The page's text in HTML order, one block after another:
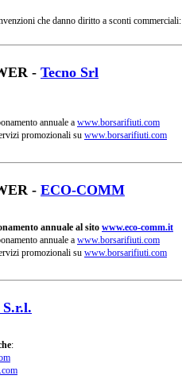
che danno diritto a sconti commerciali:
- Tecno Srl
annuale a www.borsarifiuti.com
promozionali su www.borsarifiuti.com
- ECO-COMM
annuale al sito www.eco-comm.it
annuale a www.borsarifiuti.com
promozionali su www.borsarifiuti.com
: